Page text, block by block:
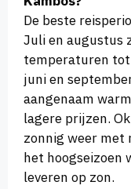
De beste
Juli en augustus
temperaturen tot
juni en
aangenaam
lagere prijzen.
zonnig weer met
het hoogseizoen
leveren op zon.